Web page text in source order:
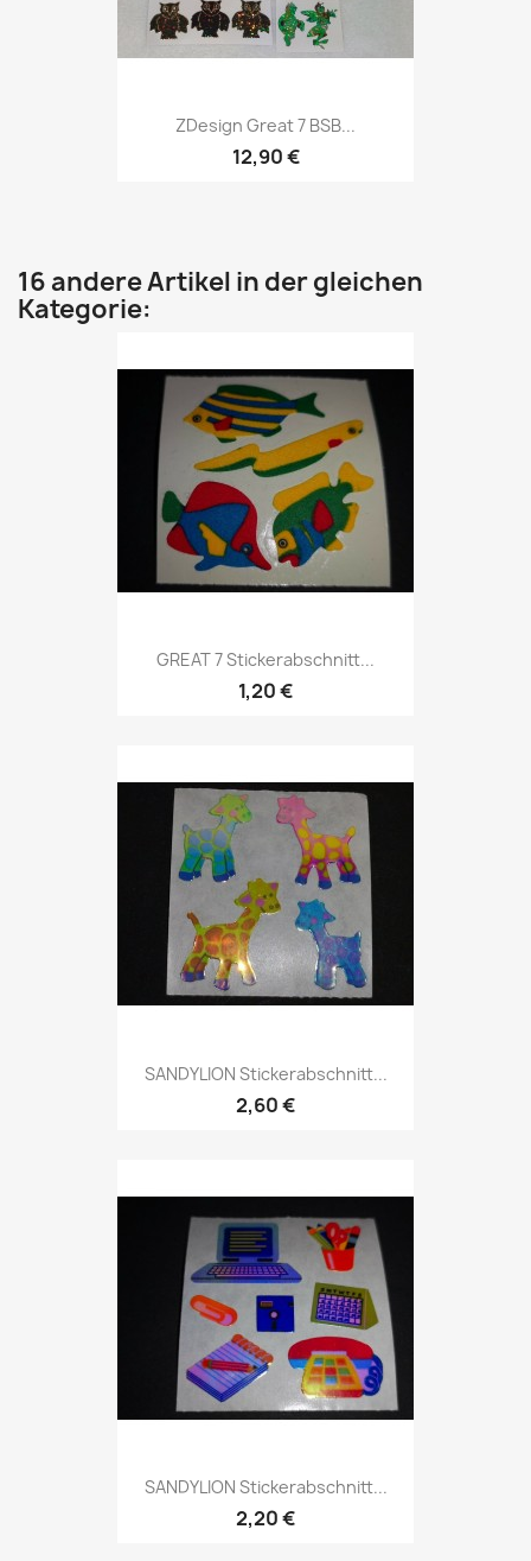
ZDesign Great 7 BSB...
12,90 €
16 andere Artikel in der gleichen
Kategorie:
GREAT 7 Stickerabschnitt...
1,20 €
SANDYLION Stickerabschnitt...
2,60 €
SANDYLION Stickerabschnitt...
2,20 €